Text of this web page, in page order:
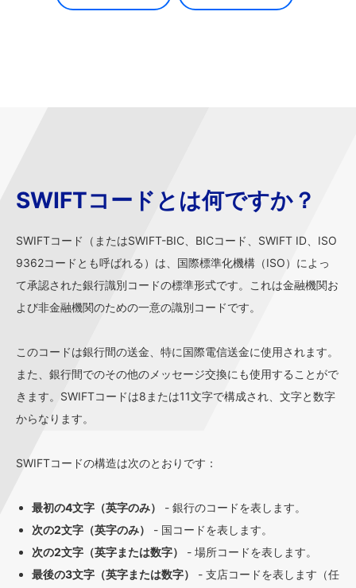
SWIFTコードとは何ですか？
SWIFTコード（またはSWIFT-BIC、BICコード、SWIFT ID、ISO
9362コードとも呼ばれる）は、国際標準化機構（ISO）によっ
て承認された銀行識別コードの標準形式です。これは金融機関お
よび非金融機関のための一意の識別コードです。
このコードは銀行間の送金、特に国際電信送金に使用されます。
また、銀行間でのその他のメッセージ交換にも使用することがで
きます。SWIFTコードは8または11文字で構成され、文字と数字
からなります。
SWIFTコードの構造は次のとおりです：
最初の4文字（英字のみ）
- 銀行のコードを表します。
次の2文字（英字のみ）
- 国コードを表します。
次の2文字（英字または数字）
- 場所コードを表します。
最後の3文字（英字または数字）
- 支店コードを表します（任